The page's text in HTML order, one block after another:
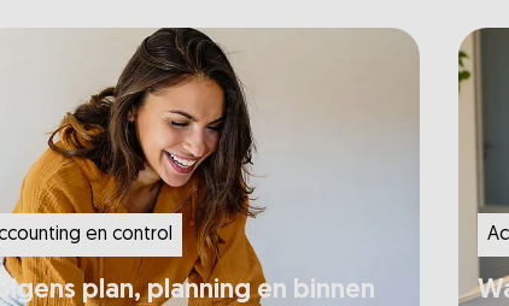
en control
plan, planning en binnen